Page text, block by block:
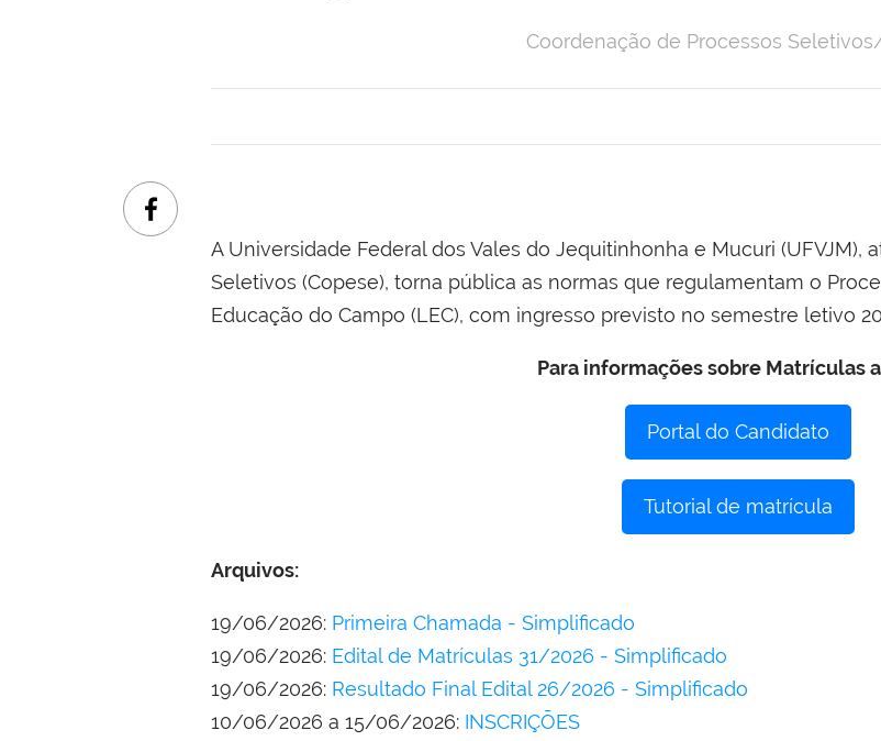
Coordenação de Processos
A Universidade Federal dos Vales do Jequitinhonha e Mucuri (UFVJM),
Seletivos (Copese), torna pública as normas que regulamentam o
Educação do Campo (LEC), com ingresso previsto no semestre letivo
Para informações sobre Matrículas
Portal do Candidato
Tutorial de matrícula
Arquivos:
19/06/2026: Primeira Chamada - Simplificado
19/06/2026: Edital de Matrículas 31/2026 - Simplificado
19/06/2026: Resultado Final Edital 26/2026 - Simplificado
10/06/2026 a 15/06/2026: INSCRIÇÕES